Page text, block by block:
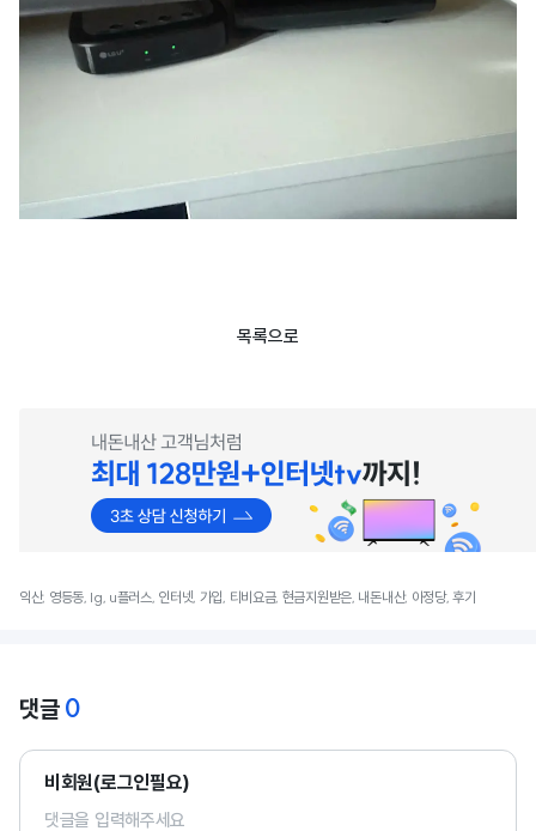
목록으로
익산, 영등동, lg, u플러스, 인터넷, 가입, 티비요금, 현금지원받은, 내돈내산, 아정당, 후기
댓글 0
비회원(로그인필요)